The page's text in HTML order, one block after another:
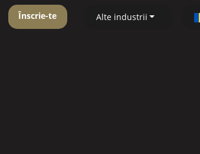
Înscrie-te Alte industrii